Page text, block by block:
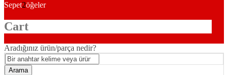
Sepet2öğeler
Cart
Aradığınız ürün/parça nedir?